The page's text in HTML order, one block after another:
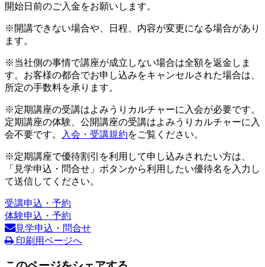
開始日前のご入金をお願いします。
※開講できない場合や、日程、内容が変更になる場合があり
ます。
※当社側の事情で講座が成立しない場合は全額を返金しま
す。お客様の都合でお申し込みをキャンセルされた場合は、
所定の手数料を承ります。
※定期講座の受講はよみうりカルチャーに入会が必要です。
定期講座の体験、公開講座の受講はよみうりカルチャーに入
会不要です。
入会・受講規約をご覧ください。
※定期講座で優待割引を利用して申し込みされたい方は、
「見学申込・問合せ」ボタンから利用したい優待名を入力し
て送信してください。
受講申込・予約
体験申込・予約
見学申込・問合せ
印刷用ページへ